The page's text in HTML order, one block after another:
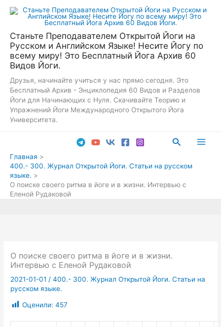
Перейти
Станьте Преподавателем Открытой Йоги на
Русском и Английском Языке! Несите Йогу по
всему миру! Это Бесплатный Йога Архив 60
Видов Йоги.
Друзья, начинайте учиться у нас прямо сегодня. Это
Бесплатный Архив - Энциклопедия 60 Видов и Разделов
Йоги для Начинающих с Нуля. Скачивайте Теорию и
Упражнений Йоги Международного Открытого Йога
Университета.
Поиск
Главная
400.- 300. Журнал Открытой Йоги. Статьи на русском
языке.
О поиске своего ритма в йоге и в жизни. Интервью с
Еленой Рудаковой
О поиске своего ритма в йоге и в жизни.
Интервью с Еленой Рудаковой
2021-01-01 /400.- 300. Журнал Открытой Йоги. Статьи на
русском языке.
Оценили: 457